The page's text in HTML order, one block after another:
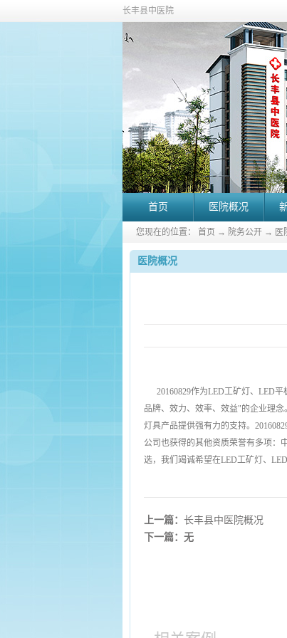
长丰县中医院
首页 医院概况
您现在的位置： 首页 → 院务公开 → 医
医院概况
20160829作为LED工矿灯、LED
品牌、效力、效率、效益"的企业理
灯具产品提供强有力的支持。
公司也获得的其他资质荣誉有多项：
选，我们竭诚希望在LED工矿灯、
上一篇： 长丰县中医院概况
下一篇：无